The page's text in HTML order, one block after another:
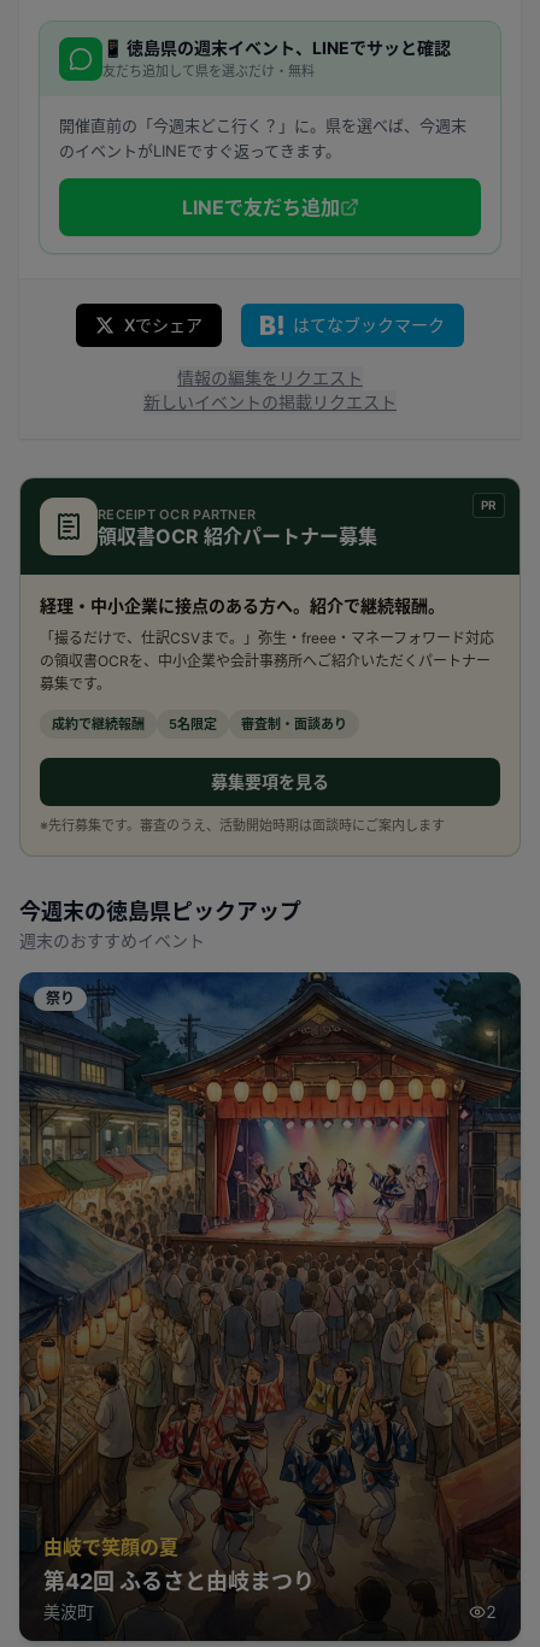
📱 徳島県の週末イベント、LINEでサッと確認
友だち追加して県を選ぶだけ・無料
開催直前の「今週末どこ行く？」に。県を選べば、今週末
のイベントがLINEですぐ返ってきます。
LINEで友だち追加
Xでシェア はてなブックマーク
情報の編集をリクエスト
新しいイベントの掲載リクエスト
PR
RECEIPT OCR PARTNER
領収書OCR 紹介パートナー募集
経理・中小企業に接点のある方へ。紹介で継続報酬。
「撮るだけで、仕訳CSVまで。」弥生・freee・マネーフォワード対応
の領収書OCRを、中小企業や会計事務所へご紹介いただくパートナー
募集です。
成約で継続報酬 5名限定 審査制・面談あり
募集要項を見る
※先行募集です。審査のうえ、活動開始時期は面談時にご案内します
今週末の徳島県 ピックアップ
週末のおすすめイベント
祭り
由岐で笑顔の夏
第42回 ふるさと由岐まつり
美波町 2